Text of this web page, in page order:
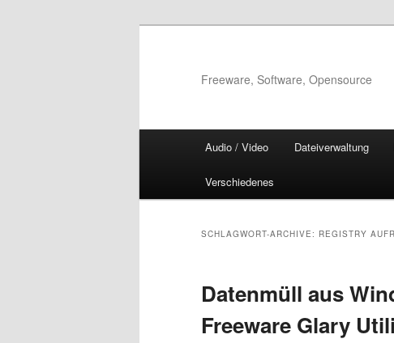
Freeware, Software, Opensource
Audio / Video Dateiverwaltung
Verschiedenes
SCHLAGWORT-ARCHIVE: REGISTRY
Datenmüll aus
Freeware Glary